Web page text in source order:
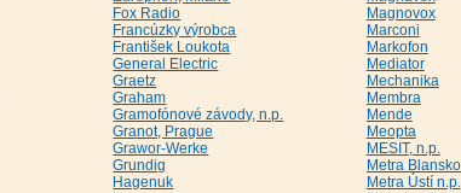
Fox Radio
Francúzky výrobca
František Loukota
General Electric
Graetz
Graham
Gramofónové závody, n.p.
Granot, Prague
Grawor-Werke
Grundig
Hagenuk
Magnovox
Marconi
Markofon
Mediator
Mechanika
Membra
Mende
Meopta
MESIT, n.p.
Metra
Metra Ústí n.p.